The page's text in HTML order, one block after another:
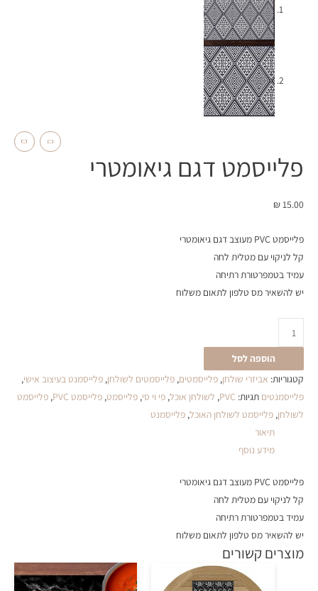
פלייסמט דגם גיאומטרי
₪ 15.00
פלייסמט PVC מעוצב דגם גיאומטרי
קל לניקוי עם מטלית לחה
עמיד בטמפרטורת רתיחה
יש להשאיר מס טלפון לתאום משלוח
הוספה לסל
קטגוריות: אביזרי שולחן, פלייסמטים, פלייסמטים לשולחן, פלייסמנט בעיצוב אישי,
פלייסמנטים תגיות: PVC
, לשולחן אוכל, פי וי סי, פלייסמט, פלייסמט PVC , פלייסמט
לשולחן, פלייסמט לשולחן האוכל, פלייסמנט
תיאור
מידע נוסף
פלייסמט PVC מעוצב דגם גיאומטרי
קל לניקוי עם מטלית לחה
עמיד בטמפרטורת רתיחה
יש להשאיר מס טלפון לתאום משלוח
מוצרים קשורים